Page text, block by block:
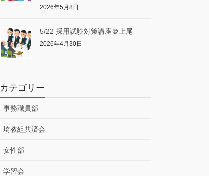
2026年5月8日
5/22 採用試験対策講座＠上尾
2026年4月30日
カテゴリー
事務職員部
埼教組共済会
女性部
学習会